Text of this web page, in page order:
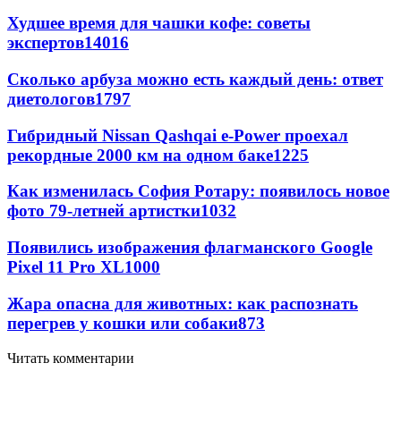
Худшее время для чашки кофе: советы
экспертов14016
Сколько арбуза можно есть каждый день: ответ
диетологов1797
Гибридный Nissan Qashqai e-Power проехал
рекордные 2000 км на одном баке1225
Как изменилась София Ротару: появилось новое
фото 79-летней артистки1032
Появились изображения флагманского Google
Pixel 11 Pro XL1000
Жара опасна для животных: как распознать
перегрев у кошки или собаки873
Читать комментарии